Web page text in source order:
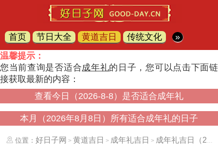
首页 节日大全 黄道吉日 传统文化
»
温馨提示：
您当前查询是否适合成年礼的日子，您可以点击下面链
接获取最新的内容：
查看今日（2026-8-8）是否适合成年礼
本月（2026年8月8日）所有适合成年礼的日子
位置： 好日子网 > 黄道吉日 > 成年礼吉日 > 成年礼吉日（20250821）